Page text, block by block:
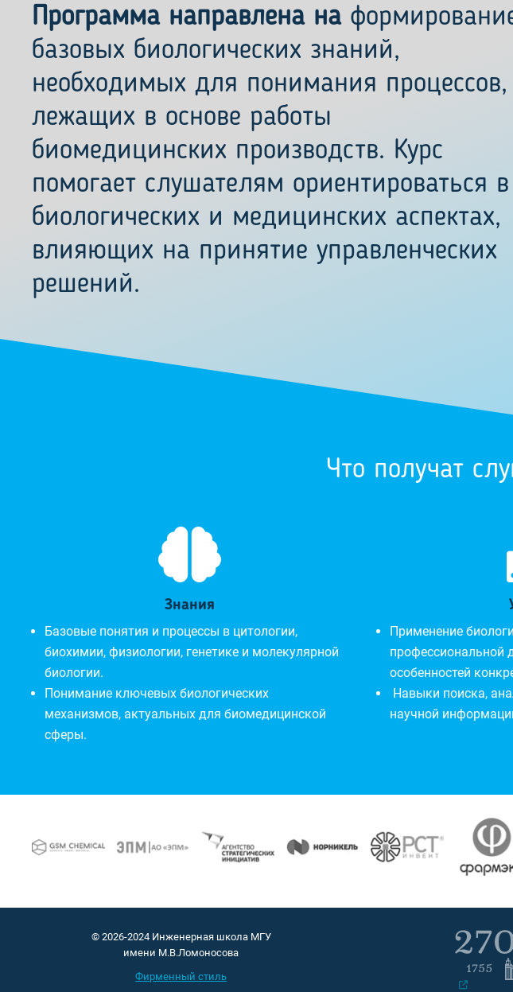
Программа направлена на
базовых биологических знаний,
необходимых для понимания процессов,
лежащих в основе работы
биомедицинских производств. Курс
помогает слушателям ориентироваться в
биологических и медицинских аспектах,
влияющих на принятие управленческих
решений.
Что получат

Знания
Базовые понятия и процессы в цитологии,
биохимии, физиологии, генетике и молекулярной
биологии.
Понимание ключевых биологических
механизмов, актуальных для биомедицинской
сферы.
Применение
профессиональной
особенностей
Навыки поиска,
научной
© 2026-2024 Инженерная школа МГУ
имени М.В.Ломоносова
Фирменный стиль